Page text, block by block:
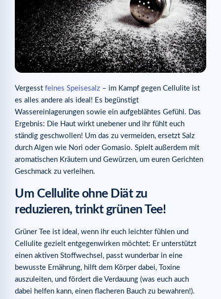
Vergesst feines Speisesalz – im Kampf gegen Cellulite ist
es alles andere als ideal! Es begünstigt
Wassereinlagerungen sowie ein aufgeblähtes Gefühl. Das
Ergebnis: Die Haut wirkt unebener und ihr fühlt euch
ständig geschwollen! Um das zu vermeiden, ersetzt Salz
durch Algen wie Nori oder Gomasio. Spielt außerdem mit
aromatischen Kräutern und Gewürzen, um euren Gerichten
Geschmack zu verleihen.
Um Cellulite ohne Diät zu
reduzieren, trinkt grünen Tee!
Grüner Tee ist ideal, wenn ihr euch leichter fühlen und
Cellulite gezielt entgegenwirken möchtet: Er unterstützt
einen aktiven Stoffwechsel, passt wunderbar in eine
bewusste Ernährung, hilft dem Körper dabei, Toxine
auszuleiten, und fördert die Verdauung (was euch auch
dabei helfen kann, einen flacheren Bauch zu bewahren!).